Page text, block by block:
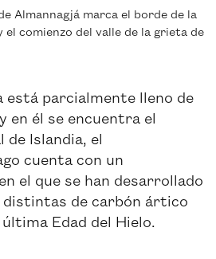
Almannagjá marca el borde de la
comienzo del valle de la grieta de
está parcialmente lleno de
en él se encuentra el
Islandia, el
cuenta con un
el que se han desarrollado
de carbón ártico
Edad del Hielo.